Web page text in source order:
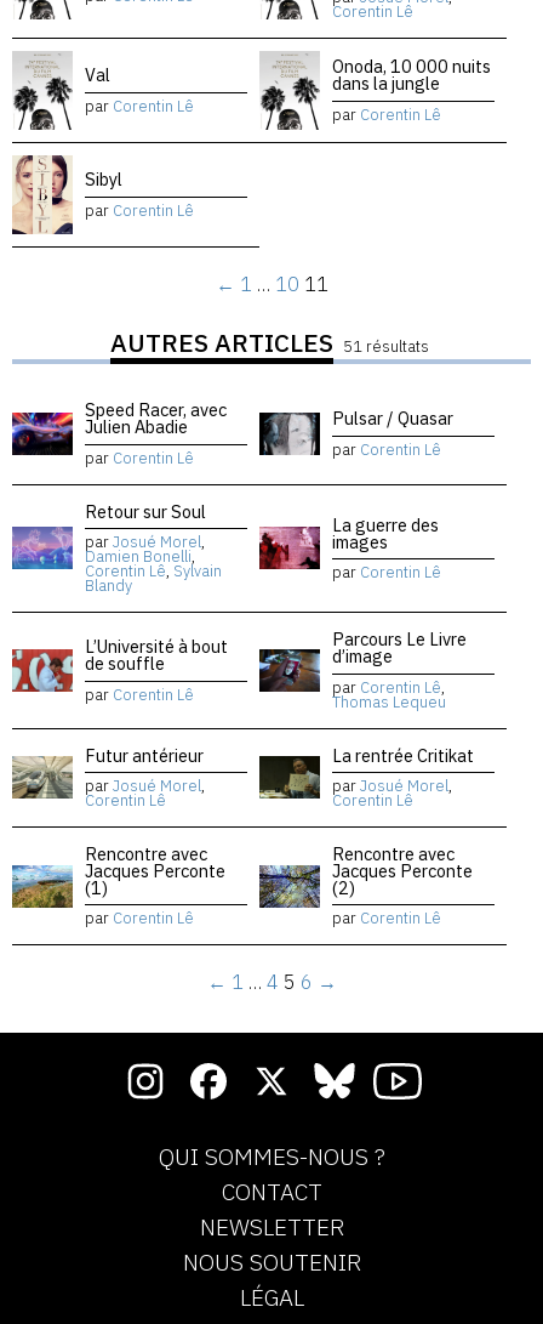
Corentin Lê
Val
par Corentin Lê
Onoda, 10 000 nuits
dans la jungle
par Corentin Lê
Sibyl
par Corentin Lê
← 1 … 10 11
AUTRES ARTICLES 51 résultats
Speed Racer, avec
Julien Abadie
par Corentin Lê
Pulsar / Quasar
par Corentin Lê
Retour sur Soul
parJosué Morel,
Damien Bonelli,
Corentin Lê, Sylvain
Blandy
La guerre des
images
par Corentin Lê
L’Université à bout
de souffle
par Corentin Lê
Parcours Le Livre
d’image
par Corentin Lê,
Thomas Lequeu
Futur antérieur
parJosué Morel,
Corentin Lê
La rentrée Critikat
parJosué Morel,
Corentin Lê
Rencontre avec
Jacques Perconte
(1)
par Corentin Lê
Rencontre avec
Jacques Perconte
(2)
par Corentin Lê
← 1 … 4 5 6 →
QUI SOMMES-NOUS ?
CONTACT
NEWSLETTER
NOUS SOUTENIR
LÉGAL